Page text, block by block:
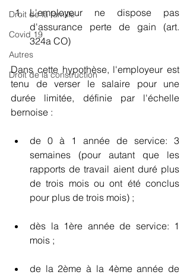
Droit de la famille
Covid 19
Autres
Droit de la construction
L'employeur ne dispose pas
d'assurance perte de gain (art.
324a CO)
Dans cette hypothèse, l'employeur est
tenu de verser le salaire pour une
durée limitée, définie par l'échelle
bernoise :
de 0 à 1 année de service: 3
semaines (pour autant que les
rapports de travail aient duré plus
de trois mois ou ont été conclus
pour plus de trois mois) ;
dès la 1ère année de service: 1
mois ;
de la 2ème à la 4ème année de